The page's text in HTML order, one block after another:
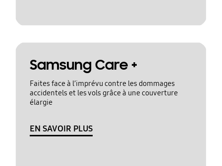
Samsung Care +
Faites face à l’imprévu contre les dommages
accidentels et les vols grâce à une couverture
élargie
EN SAVOIR PLUS